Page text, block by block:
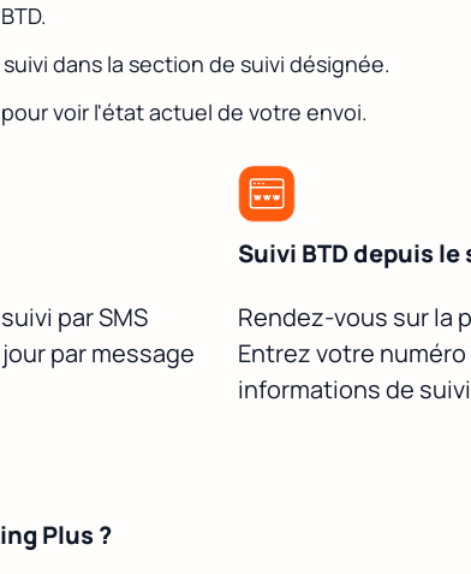
dans la section de suivi désignée.
voir l'état actuel de votre envoi.
par SMS
par message
Suivi BTD depuis le
Rendez-vous sur la
Entrez votre
informations de
Plus ?